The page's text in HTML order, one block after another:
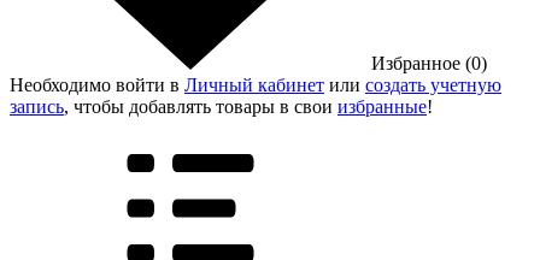
Избранное (0)
Необходимо войти в Личный кабинет или создать учетную
запись, чтобы добавлять товары в свои избранные!